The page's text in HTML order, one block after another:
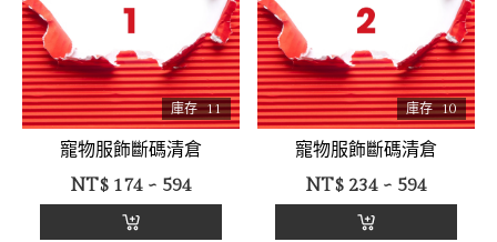
庫存 11
寵物服飾斷碼清倉
NT$174 ~ 594
庫存 10
寵物服飾斷碼清倉
NT$234 ~ 594